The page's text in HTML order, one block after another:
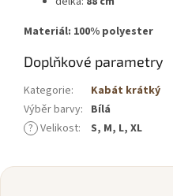
Materiál: 100% polyester
Doplňkové parametry
Kategorie:
Kabát krátký
Výběr barvy: Bílá
? Velikost: S, M, L, XL
Z